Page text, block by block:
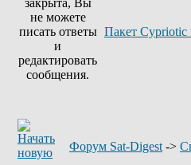
Пакет Cypriotic
Форум Sat-Digest ->